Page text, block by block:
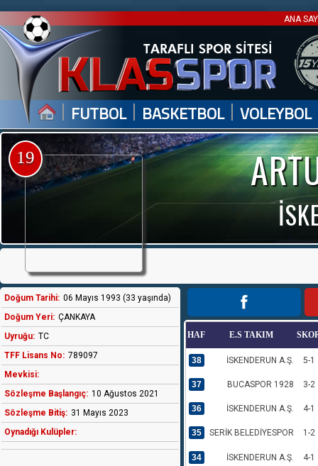
ANA
| FUTBOL | BASKETBOL | VOLEYBOL
19
Doğum Tarihi: 06 Mayıs 1993 (33 yaşında)
Doğum Yeri: ÇANKAYA
Uyruğu: TC
TFF Lisans No: 789097
Mevkisi:
Sözleşme Başlangıç: 10 Ağustos 2021
Sözleşme Bitiş: 31 Mayıs 2023
Oynadığı Kulüpler:
HAF E.S TAKIM
38 İSKENDERUN A.Ş. 5-1
37 BUCASPOR 1928 3-2
36 İSKENDERUN A.Ş. 4-1
35 SERİK BELEDİYESPOR 1-2
34 İSKENDERUN A.Ş. 4-1